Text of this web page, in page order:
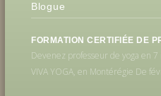
Blogue
FORMATION CERTIFIÉE DE
Devenez professeur de yoga en
VIVA YOGA, en Montérégie De